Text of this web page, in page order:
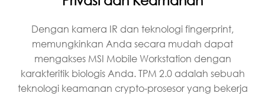
Dengan kamera IR dan teknologi fingerprint,
memungkinkan Anda secara mudah dapat
mengakses MSI Mobile Workstation dengan
karakteritik biologis Anda. TPM 2.0 adalah sebuah
teknologi keamanan crypto-prosesor yang bekerja